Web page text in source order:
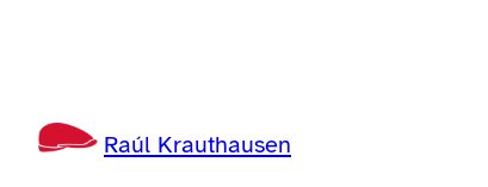
Raúl Krauthausen